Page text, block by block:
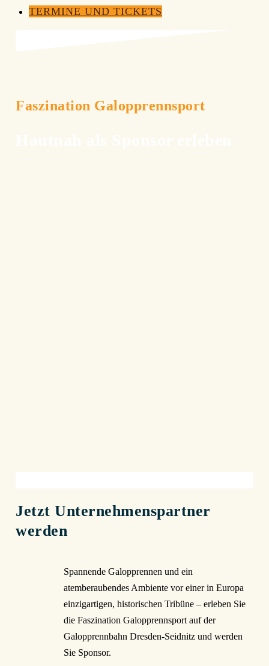
TERMINE UND TICKETS
Faszination Galopprennsport
Jetzt Unternehmenspartner
werden
Spannende Galopprennen und ein
atemberaubendes Ambiente vor einer in Europa
einzigartigen, historischen Tribüne – erleben Sie
die Faszination Galopprennsport auf der
Galopprennbahn Dresden-Seidnitz und werden
Sie Sponsor.